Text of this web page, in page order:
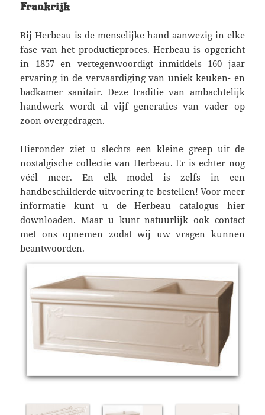
Frankrijk
Bij Herbeau is de menselijke hand aanwezig in elke
fase van het productieproces. Herbeau is opgericht
in 1857 en vertegenwoordigt inmiddels 160 jaar
ervaring in de vervaardiging van uniek keuken- en
badkamer sanitair. Deze traditie van ambachtelijk
handwerk wordt al vijf generaties van vader op
zoon overgedragen.
Hieronder ziet u slechts een kleine greep uit de
nostalgische collectie van Herbeau. Er is echter nog
véél meer. En elk model is zelfs in een
handbeschilderde uitvoering te bestellen! Voor meer
informatie kunt u de Herbeau catalogus hier
downloaden. Maar u kunt natuurlijk ook contact
met ons opnemen zodat wij uw vragen kunnen
beantwoorden.